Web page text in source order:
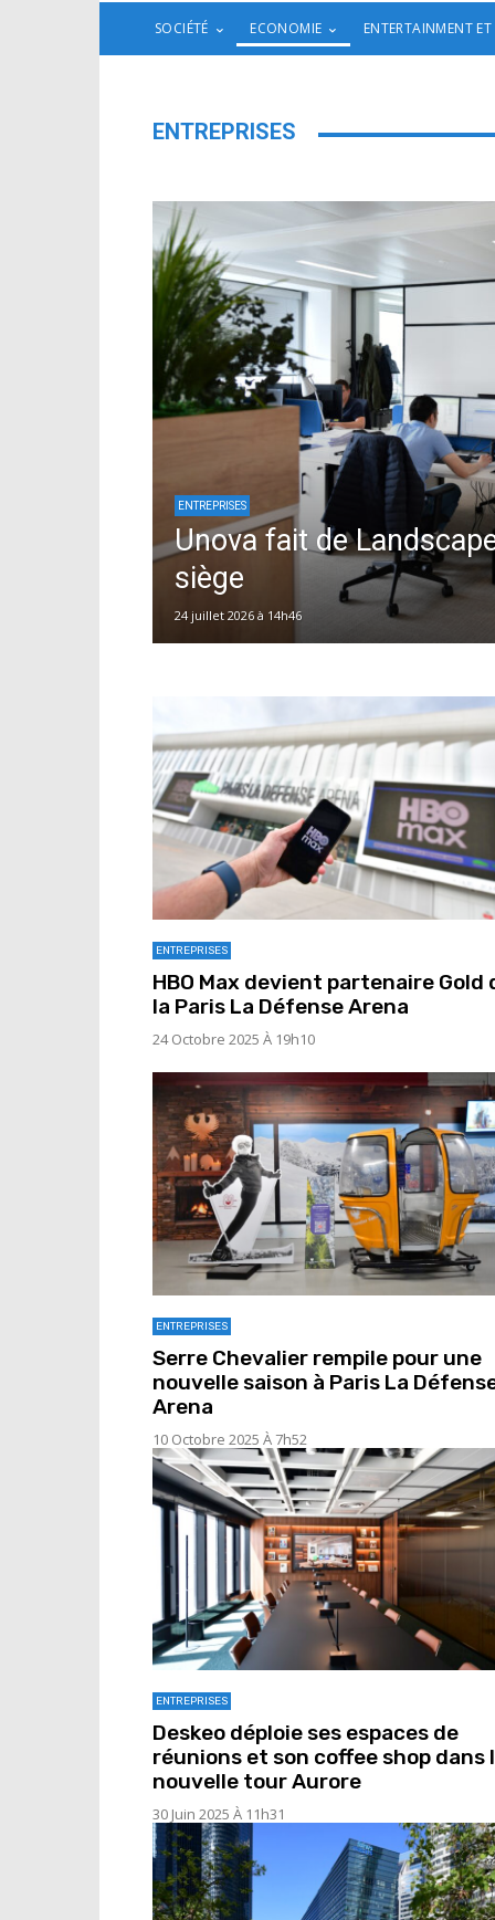
SOCIÉTÉ ECONOMIE ENTERTAINMENT
ENTREPRISES
ENTREPRISES
Unova fait de
siège
24 juillet 2026 à 14h46
ENTREPRISES
HBO Max devient partenaire Gold
la Paris La Défense Arena
24 Octobre 2025 À 19h10
ENTREPRISES
Serre Chevalier rempile pour une
nouvelle saison à Paris La
Arena
10 Octobre 2025 À 7h52
ENTREPRISES
Deskeo déploie ses espaces de
réunions et son coffee shop dans
nouvelle tour Aurore
30 Juin 2025 À 11h31